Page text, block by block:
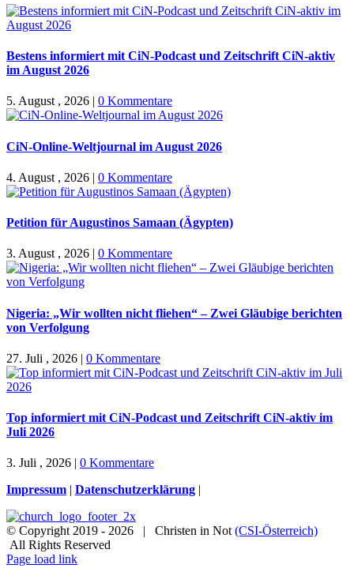
Bestens informiert mit CiN-Podcast und Zeitschrift CiN-aktiv
im August 2026
5. August , 2026 | 0 Kommentare
CiN-Online-Weltjournal im August 2026
4. August , 2026 | 0 Kommentare
Petition für Augustinos Samaan (Ägypten)
3. August , 2026 | 0 Kommentare
Nigeria: „Wir wollten nicht fliehen“ – Zwei Gläubige berichten
von Verfolgung
27. Juli , 2026 | 0 Kommentare
Top informiert mit CiN-Podcast und Zeitschrift CiN-aktiv im
Juli 2026
3. Juli , 2026 | 0 Kommentare
Impressum | Datenschutzerklärung |
© Copyright 2019 - 2026 | Christen in Not(CSI-Österreich)
All Rights Reserved
Facebook
Instagram
X
Spenden
Newsletter
Page load link